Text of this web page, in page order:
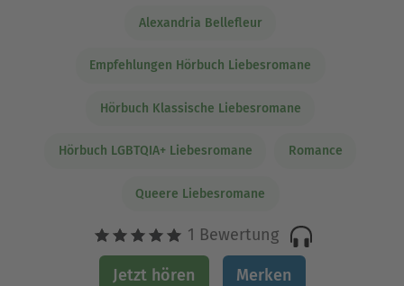
Alexandria Bellefleur
Empfehlungen Hörbuch Liebesromane
Hörbuch Klassische Liebesromane
Hörbuch LGBTQIA+ Liebesromane Romance
Queere Liebesromane
1 Bewertung
Jetzt hören Merken